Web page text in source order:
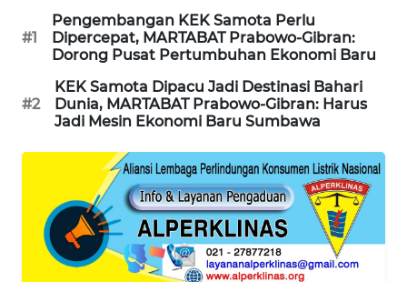
#1
Pengembangan KEK Samota Perlu
Dipercepat, MARTABAT Prabowo-Gibran:
Dorong Pusat Pertumbuhan Ekonomi Baru
#2
KEK Samota Dipacu Jadi Destinasi Bahari
Dunia, MARTABAT Prabowo-Gibran: Harus
Jadi Mesin Ekonomi Baru Sumbawa
FORWAMKI
ALPERKLINAS
FORJASIDA
NEWS
SITUNGIR
NEWS